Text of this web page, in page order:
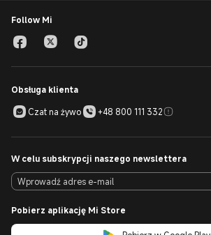
Follow Mi
Obsługa klienta
Czat na żywo
+48 800 111 332
W celu subskrypcji naszego newslettera
Pobierz aplikację Mi Store